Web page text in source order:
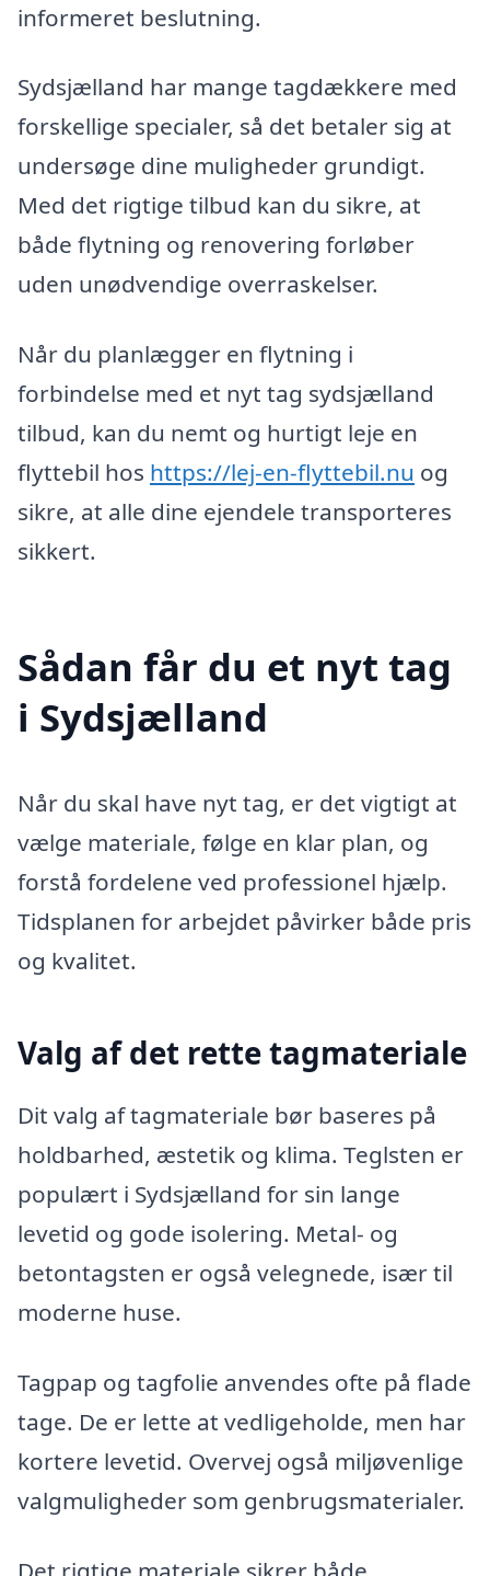
informeret beslutning.
Sydsjælland har mange tagdækkere med
forskellige specialer, så det betaler sig at
undersøge dine muligheder grundigt.
Med det rigtige tilbud kan du sikre, at
både flytning og renovering forløber
uden unødvendige overraskelser.
Når du planlægger en flytning i
forbindelse med et nyt tag sydsjælland
tilbud, kan du nemt og hurtigt leje en
flyttebil hos https://lej-en-flyttebil.nu og
sikre, at alle dine ejendele transporteres
sikkert.
Sådan får du et nyt tag
i Sydsjælland
Når du skal have nyt tag, er det vigtigt at
vælge materiale, følge en klar plan, og
forstå fordelene ved professionel hjælp.
Tidsplanen for arbejdet påvirker både pris
og kvalitet.
Valg af det rette tagmateriale
Dit valg af tagmateriale bør baseres på
holdbarhed, æstetik og klima. Teglsten er
populært i Sydsjælland for sin lange
levetid og gode isolering. Metal- og
betontagsten er også velegnede, især til
moderne huse.
Tagpap og tagfolie anvendes ofte på flade
tage. De er lette at vedligeholde, men har
kortere levetid. Overvej også miljøvenlige
valgmuligheder som genbrugsmaterialer.